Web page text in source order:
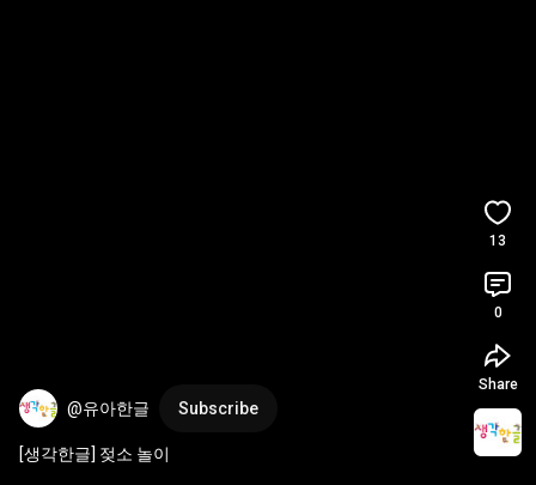
@유아한글 Subscribe
[생각한글] 젖소 놀이
13
0
Share